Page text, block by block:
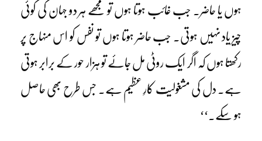
ہوں یا حاضر۔ جب غائب ہوتا ہوں تو مجھے ہر دو جہان کی کوئی
چیز یاد نہیں ہوتی۔ جب حاضر ہوتا ہوں تو نفس کو اس منہاج پر
رکھتا ہوں کہ اگر ایک روٹی مل جائے تو ہزار حور کے برابر ہوتی
ہے۔ دل کی مشغولیت کارِ عظیم ہے۔ جس طرح بھی حاصل
ہو سکے۔‘‘